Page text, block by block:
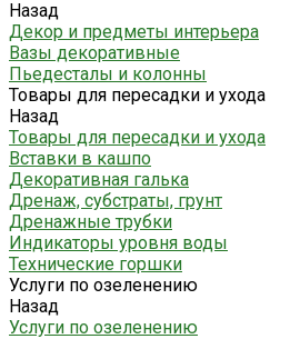
Назад
Декор и предметы интерьера
Вазы декоративные
Пьедесталы и колонны
Товары для пересадки и ухода
Назад
Товары для пересадки и ухода
Вставки в кашпо
Декоративная галька
Дренаж, субстраты, грунт
Дренажные трубки
Индикаторы уровня воды
Технические горшки
Услуги по озеленению
Назад
Услуги по озеленению